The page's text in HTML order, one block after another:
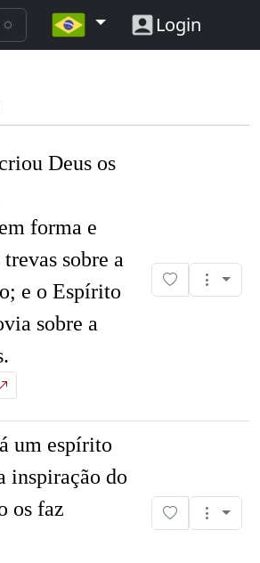
Login
Deus os
forma e
trevas sobre a
e o Espírito
sobre a
um espírito
inspiração do
os faz